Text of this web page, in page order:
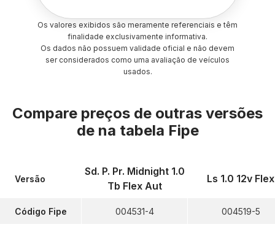
Os valores exibidos são meramente referenciais e têm
finalidade exclusivamente informativa.
Os dados não possuem validade oficial e não devem
ser considerados como uma avaliação de veículos
usados.
Compare preços de outras versões
de na tabela Fipe
Versão
Código Fipe
Sd. P. Pr. Midnight 1.0
Tb Flex Aut
004531-4
Ls 1.0 12v Flex
004519-5